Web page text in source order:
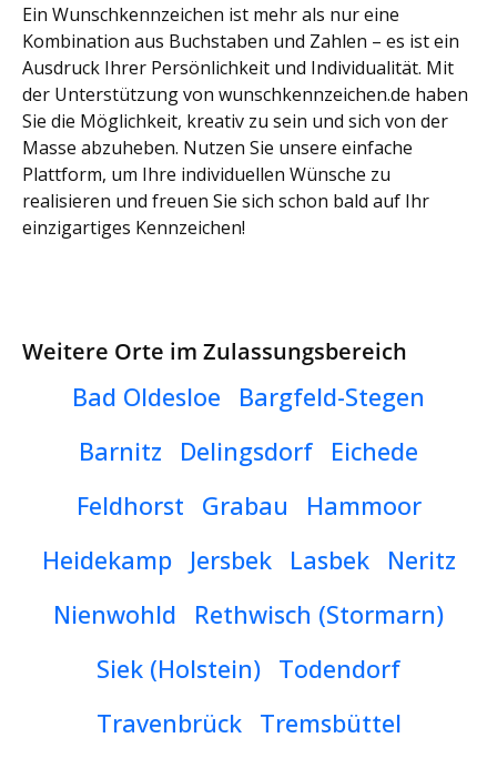
Ein Wunschkennzeichen ist mehr als nur eine
Kombination aus Buchstaben und Zahlen – es ist ein
Ausdruck Ihrer Persönlichkeit und Individualität. Mit
der Unterstützung von wunschkennzeichen.de haben
Sie die Möglichkeit, kreativ zu sein und sich von der
Masse abzuheben. Nutzen Sie unsere einfache
Plattform, um Ihre individuellen Wünsche zu
realisieren und freuen Sie sich schon bald auf Ihr
einzigartiges Kennzeichen!
Weitere Orte im Zulassungsbereich
Bad Oldesloe
Bargfeld-Stegen
Barnitz
Delingsdorf
Eichede
Feldhorst
Grabau
Hammoor
Heidekamp
Jersbek Lasbek
Neritz
Nienwohld
Rethwisch (Stormarn)
Siek (Holstein) Todendorf
Travenbrück
Tremsbüttel